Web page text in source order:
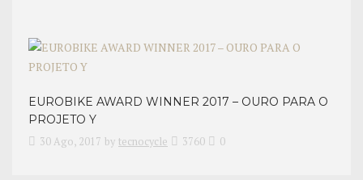
EUROBIKE AWARD WINNER 2017 – OURO PARA O
PROJETO Y
30 Ago, 2017 by tecnocycle 3760 0